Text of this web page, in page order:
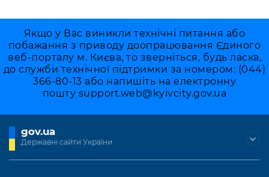
Якщо у Вас виникли технічні питання або
побажання з приводу доопрацювання Єдиного
веб-порталу м. Києва, то зверніться, будь ласка,
до служби технічної підтримки за номером: (044)
366-80-13 або напишіть на електронну
пошту support.web@kyivcity.gov.ua
gov.ua
Державні сайти України